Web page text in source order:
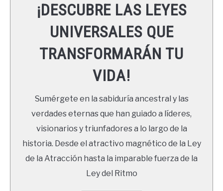
LEYES UNIVERSALES
RECURSOS
NEWSLETTER
¡DESCUBRE LAS LEYES
UNIVERSALES QUE
TRANSFORMARÁN TU
VIDA!
Sumérgete en la sabiduría ancestral y las
verdades eternas que han guiado a líderes,
visionarios y triunfadores a lo largo de la
historia. Desde el atractivo magnético de la Ley
de la Atracción hasta la imparable fuerza de la
Ley del Ritmo